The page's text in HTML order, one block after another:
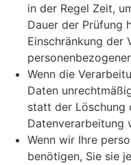
in der Regel Zeit,
Dauer der Prüfung
Einschränkung der
Wenn die
Daten
statt der Löschung
Datenverarbeitung
Wenn wir Ihre
benötigen, Sie sie